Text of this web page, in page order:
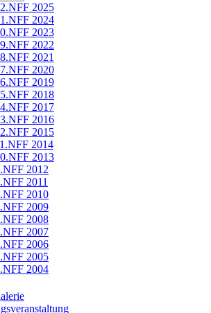
2025
2024
2023
2022
2021
2020
2019
2018
2017
2016
2015
2014
2013
2012
2011
2010
2009
2008
2007
2006
2005
2004